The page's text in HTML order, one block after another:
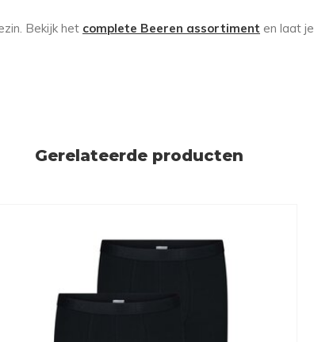
Bekijk het complete Beeren assortiment en laat
Gerelateerde producten